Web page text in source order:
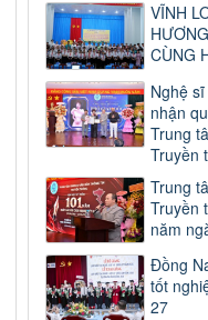
VĨNH
CÙNG
Nghệ
nhận
Trung
Truyền
Trung
Truyền
năm
Đồng
tốt
27